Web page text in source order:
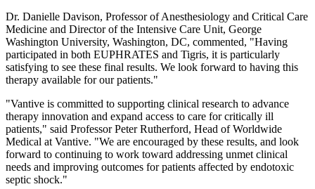
Dr. Danielle Davison, Professor of Anesthesiology and Critical Care
Medicine and Director of the Intensive Care Unit, George
Washington University, Washington, DC, commented, "Having
participated in both EUPHRATES and Tigris, it is particularly
satisfying to see these final results. We look forward to having this
therapy available for our patients."
"Vantive is committed to supporting clinical research to advance
therapy innovation and expand access to care for critically ill
patients," said Professor Peter Rutherford, Head of Worldwide
Medical at Vantive. "We are encouraged by these results, and look
forward to continuing to work toward addressing unmet clinical
needs and improving outcomes for patients affected by endotoxic
septic shock."